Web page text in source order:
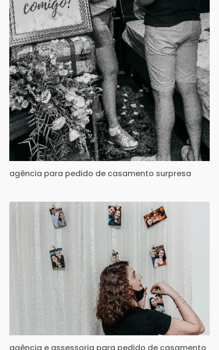
agência para pedido de casamento surpresa
agência e assessoria para pedido de casamento